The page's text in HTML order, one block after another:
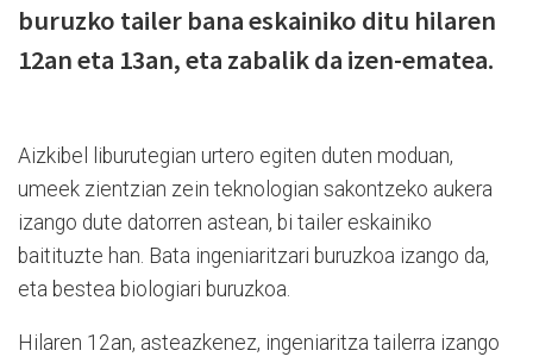
buruzko tailer bana eskainiko ditu hilaren
12an eta 13an, eta zabalik da izen-ematea.
Aizkibel liburutegian urtero egiten duten moduan,
umeek zientzian zein teknologian sakontzeko aukera
izango dute datorren astean, bi tailer eskainiko
baitituzte han. Bata ingeniaritzari buruzkoa izango da,
eta bestea biologiari buruzkoa.
Hilaren 12an, asteazkenez, ingeniaritza tailerra izango